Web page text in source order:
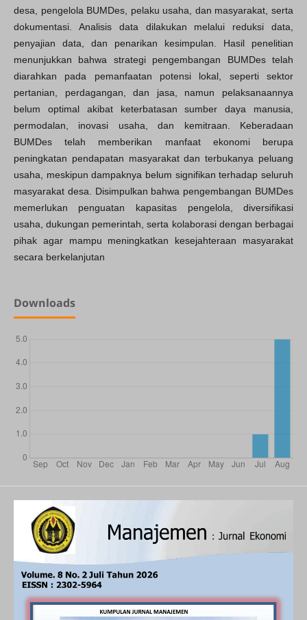
desa, pengelola BUMDes, pelaku usaha, dan masyarakat, serta
dokumentasi. Analisis data dilakukan melalui reduksi data,
penyajian data, dan penarikan kesimpulan. Hasil penelitian
menunjukkan bahwa strategi pengembangan BUMDes telah
diarahkan pada pemanfaatan potensi lokal, seperti sektor
pertanian, perdagangan, dan jasa, namun pelaksanaannya
belum optimal akibat keterbatasan sumber daya manusia,
permodalan, inovasi usaha, dan kemitraan. Keberadaan
BUMDes telah memberikan manfaat ekonomi berupa
peningkatan pendapatan masyarakat dan terbukanya peluang
usaha, meskipun dampaknya belum signifikan terhadap seluruh
masyarakat desa. Disimpulkan bahwa pengembangan BUMDes
memerlukan penguatan kapasitas pengelola, diversifikasi
usaha, dukungan pemerintah, serta kolaborasi dengan berbagai
pihak agar mampu meningkatkan kesejahteraan masyarakat
secara berkelanjutan
Downloads